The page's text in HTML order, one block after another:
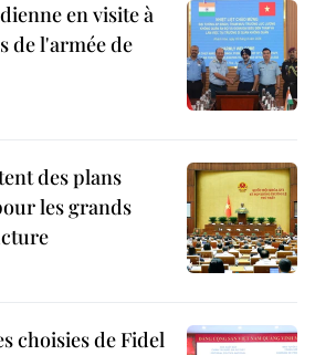
en visite à
de l'armée de
des plans
les grands
choisies de Fidel